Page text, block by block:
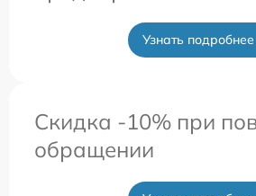
Узнать подробнее
Скидка -10% при
обращении